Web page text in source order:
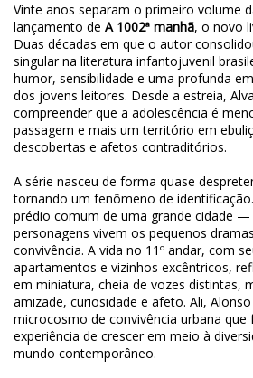
Vinte anos separam o primeiro volume
lançamento de A 1002ª manhã, o novo
Duas décadas em que o autor
singular na literatura infantojuvenil
humor, sensibilidade e uma profunda
dos jovens leitores. Desde a estreia,
compreender que a adolescência é
passagem e mais um território em
descobertas e afetos contraditórios.
A série nasceu de forma quase
tornando um fenômeno de
prédio comum de uma grande cidade
personagens vivem os pequenos
convivência. A vida no 11º andar, com
apartamentos e vizinhos excêntricos,
em miniatura, cheia de vozes distintas,
amizade, curiosidade e afeto. Ali,
microcosmo de convivência urbana que
experiência de crescer em meio à
mundo contemporâneo.